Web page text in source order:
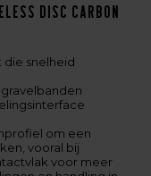
Disc Carbon
snelheid
om een
vooral bij
voor meer